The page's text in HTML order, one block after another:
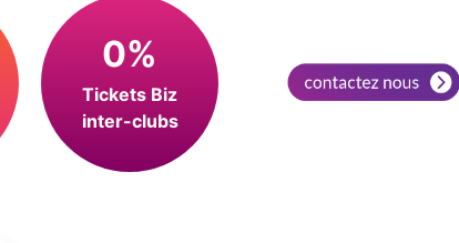
0%
Tickets Biz
inter-clubs